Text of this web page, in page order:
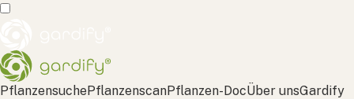
PflanzensuchePflanzenscanPflanzen-DocÜber unsGardify